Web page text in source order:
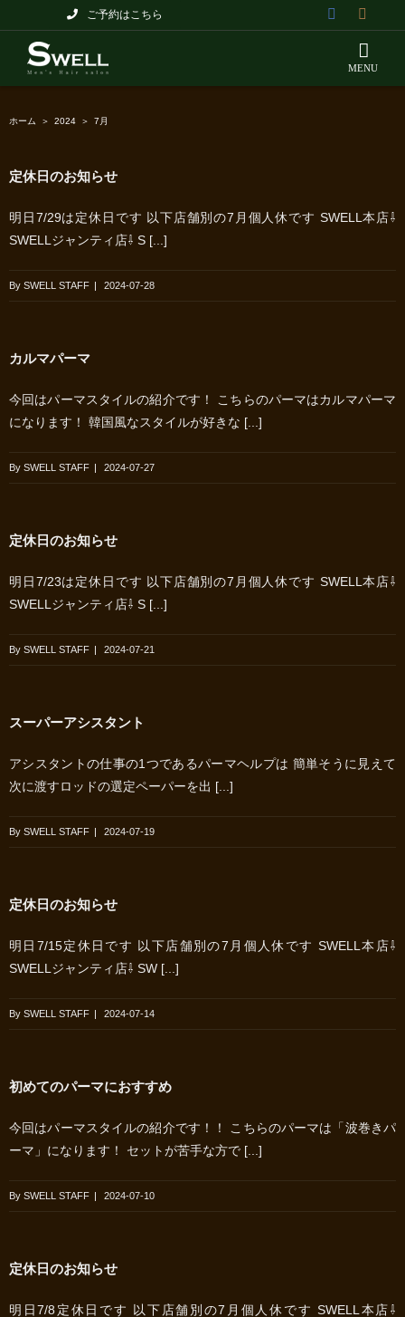
content
ご予約はこちら
ホーム ＞ 2024 ＞ 7月
定休日のお知らせ
明日7/29は定休日です 以下店舗別の7月個人休です SWELL本店⇩
SWELLジャンティ店⇩ S [...]
By SWELL STAFF | 2024-07-28
カルマパーマ
今回はパーマスタイルの紹介です！ こちらのパーマはカルマパーマ
になります！ 韓国風なスタイルが好きな [...]
By SWELL STAFF | 2024-07-27
定休日のお知らせ
明日7/23は定休日です 以下店舗別の7月個人休です SWELL本店⇩
SWELLジャンティ店⇩ S [...]
By SWELL STAFF | 2024-07-21
スーパーアシスタント
アシスタントの仕事の1つであるパーマヘルプは 簡単そうに見えて
次に渡すロッドの選定 ペーパーを出 [...]
By SWELL STAFF | 2024-07-19
定休日のお知らせ
明日7/15定休日です 以下店舗別の7月個人休です SWELL本店⇩
SWELLジャンティ店⇩ SW [...]
By SWELL STAFF | 2024-07-14
初めてのパーマにおすすめ
今回はパーマスタイルの紹介です！！ こちらのパーマは「波巻きパ
ーマ」になります！ セットが苦手な方で [...]
By SWELL STAFF | 2024-07-10
定休日のお知らせ
明日7/8定休日です 以下店舗別の7月個人休です SWELL本店⇩